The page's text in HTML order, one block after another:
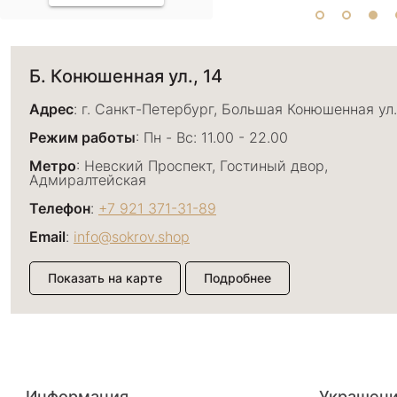
Б. Конюшенная ул., 14
Адрес: г. Санкт-Петербург, Большая Конюшенная
Режим работы: Пн - Вс: 11.00 - 22.00
Метро: Невский Проспект, Гостиный двор,
Адмиралтейская
Телефон: +7 921 371-31-89
Email: info@sokrov.shop
Показать на карте Подробнее
Адрес: г. Санкт-Петербург, Большой проспект П.С.,